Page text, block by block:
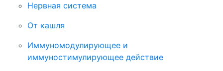
Нервная система
От кашля
Иммуномодулирующее и
иммуностимулирующее действие